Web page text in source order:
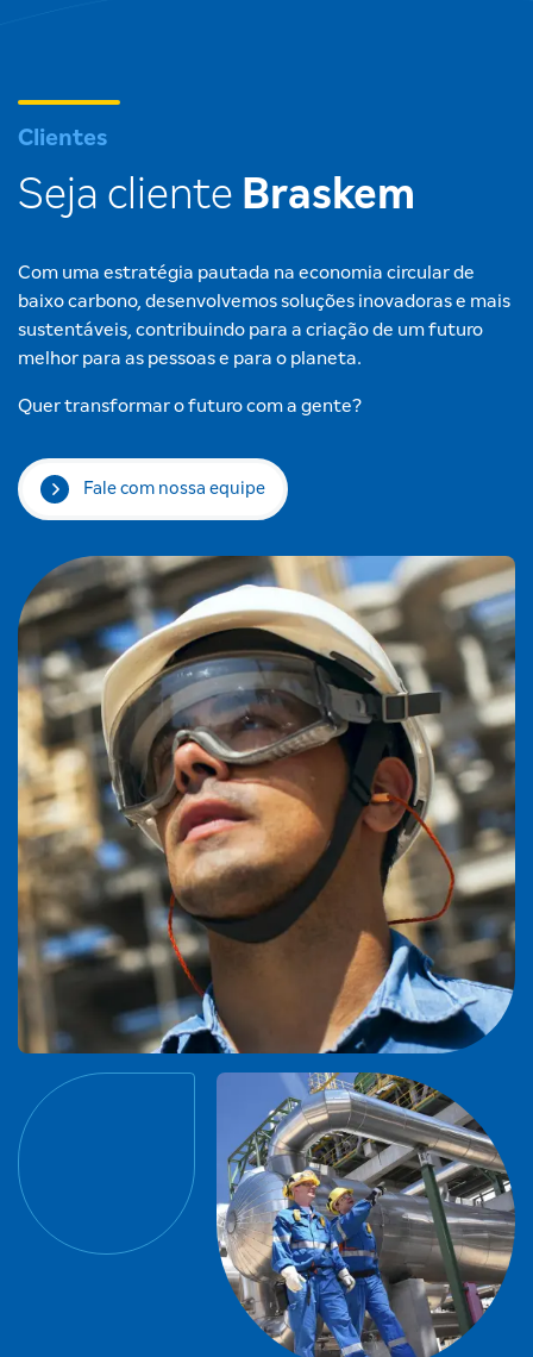
Clientes
Seja cliente Braskem
Com uma estratégia pautada na economia circular de
baixo carbono, desenvolvemos soluções inovadoras e mais
sustentáveis, contribuindo para a criação de um futuro
melhor para as pessoas e para o planeta.
Quer transformar o futuro com a gente?
Fale com nossa equipe